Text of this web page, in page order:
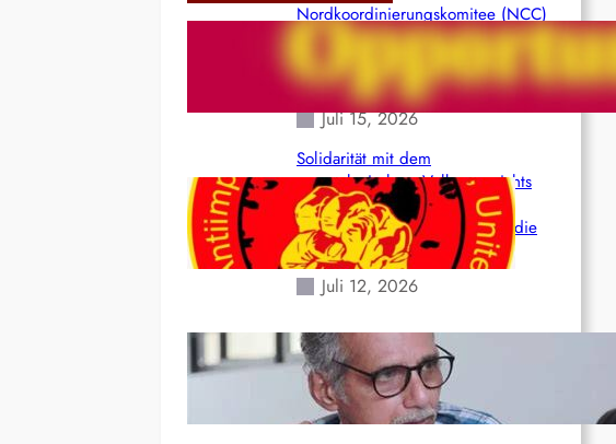
Nordkoordinierungskomitee (NCC)
der Kommunistischen Partei Indiens
(Maoistisch): Postmoderner
Opportunismus
Juli 15, 2026
Solidarität mit dem
venezolanischem Volk angesichts
der verlorenen Leben und der
katastrophalen Situation durch die
Erdbeben des 24. Juni!
Juli 12, 2026
Indien: „Die Politik der
Kapitulation“ von K. Murali (Ajith)
Juli 1, 2026